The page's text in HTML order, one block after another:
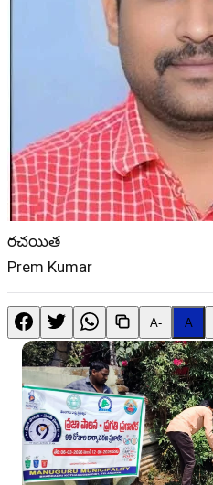
రచయిత
Prem Kumar
A- A